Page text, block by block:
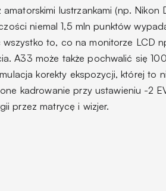
lustrzankami (np. Nikon
niemal 1,5 mln punktów
to, co na monitorze LCD
A33 może także pochwalić się
korekty ekspozycji, której to
kadrowanie przy ustawieniu -2
przez matrycę i wizjer.